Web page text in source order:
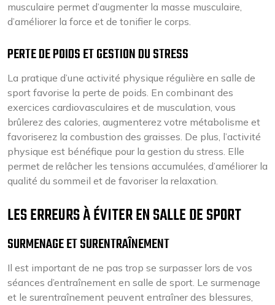
musculaire permet d’augmenter la masse musculaire,
d’améliorer la force et de tonifier le corps.
PERTE DE POIDS ET GESTION DU STRESS
La pratique d’une activité physique régulière en salle de
sport favorise la perte de poids. En combinant des
exercices cardiovasculaires et de musculation, vous
brûlerez des calories, augmenterez votre métabolisme et
favoriserez la combustion des graisses. De plus, l’activité
physique est bénéfique pour la gestion du stress. Elle
permet de relâcher les tensions accumulées, d’améliorer la
qualité du sommeil et de favoriser la relaxation.
LES ERREURS À ÉVITER EN SALLE DE SPORT
SURMENAGE ET SURENTRAÎNEMENT
Il est important de ne pas trop se surpasser lors de vos
séances d’entraînement en salle de sport. Le surmenage
et le surentraînement peuvent entraîner des blessures,